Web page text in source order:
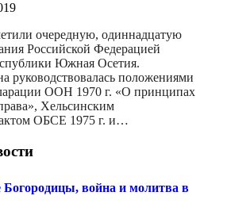
очередную, одиннадцатую
Российской Федерацией
Южная Осетия.
руководствовалась положениями
ООН 1970 г. «О принципах
Хельсинским
ОБСЕ 1975 г. и…
Богородицы, война и молитва в